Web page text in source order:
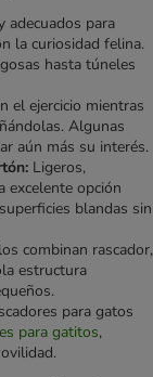
adecuados para
la curiosidad felina.
hasta túneles
el ejercicio mientras
Algunas
aún más su interés.
Ligeros,
excelente opción
blandas sin
combinan rascador,
estructura
para gatos
para gatitos,